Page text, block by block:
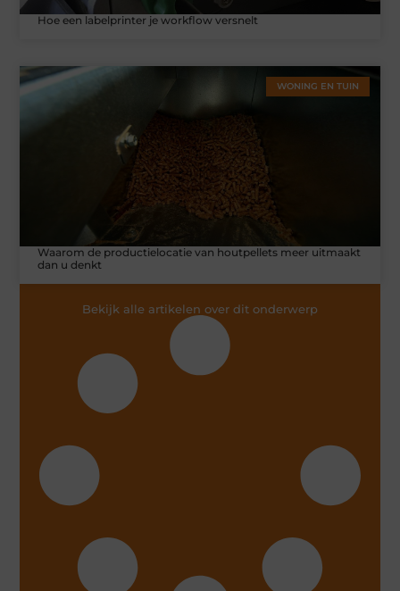
Hoe een labelprinter je workflow versnelt
WONING EN TUIN
Waarom de productielocatie van houtpellets meer uitmaakt
dan u denkt
Bekijk alle artikelen over dit onderwerp